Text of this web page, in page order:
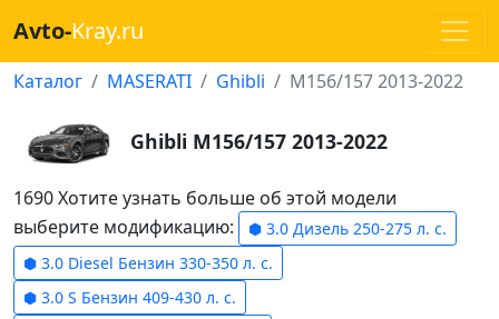
Avto-Kray.ru
Каталог MASERATI Ghibli M156/157 2013-2022
Ghibli M156/157 2013-2022
1690 Хотите узнать больше об этой модели
выберите модификацию:
⬢ 3.0 Дизель 250-275 л. с.
⬢ 3.0 Diesel Бензин 330-350 л. с.
⬢ 3.0 S Бензин 409-430 л. с.